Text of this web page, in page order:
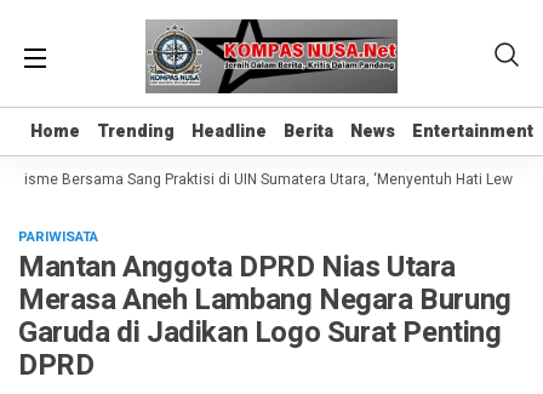
Home Trending Headline Berita News Entertainment
Home Trending Headline Berita News Entertainment
Bersama Sang Praktisi di UIN Sumatera Utara, ‘Menyentuh Hati Lewat
PARIWISATA
Mantan Anggota DPRD Nias Utara
Merasa Aneh Lambang Negara Burung
Garuda di Jadikan Logo Surat Penting
DPRD